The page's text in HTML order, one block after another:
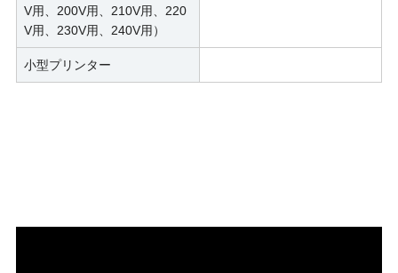
V用、200V用、210V用、220
V用、230V用、240V用）
小型プリンター